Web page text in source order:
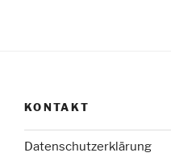
KONTAKT
Datenschutzerklärung